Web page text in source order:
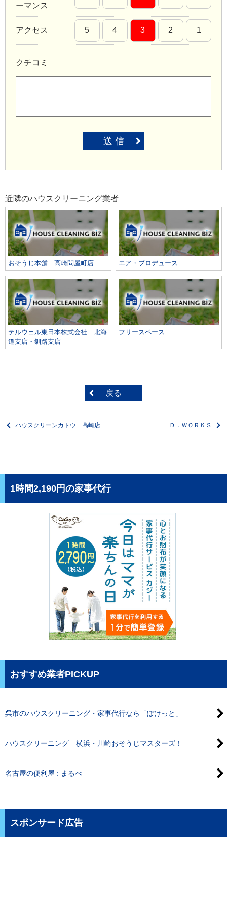
ーマンス
アクセス 5 4 3 2 1
クチコミ
送 信
近隣のハウスクリーニング業者
おそうじ本舗 高崎問屋町店 エア・プロデュース
テルウェル東日本株式会社 北海
道支店・釧路支店
フリースペース
戻る
ハウスクリーンカトウ 高崎店 Ｄ．ＷＯＲＫＳ
1時間2,190円の家事代行
おすすめ業者PICKUP
呉市のハウスクリーニング・家事代行なら「ぽけっと」
ハウスクリーニング 横浜・川崎おそうじマスターズ！
名古屋の便利屋 : まるべ
スポンサード広告